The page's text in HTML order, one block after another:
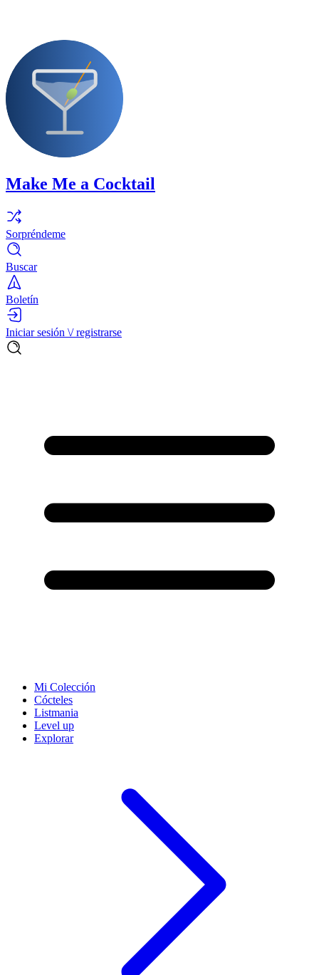
Make Me a Cocktail
Sorpréndeme
Buscar
Boletín
Iniciar sesión \/ registrarse
Mi Colección
Cócteles
Listmania
Level up
Explorar